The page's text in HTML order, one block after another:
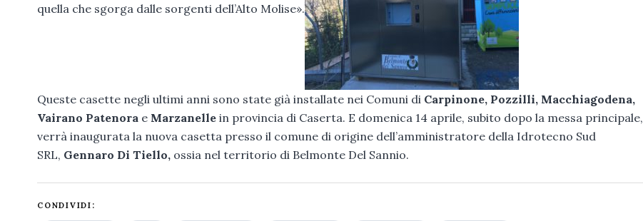
quella che sgorga dalle sorgenti dell’Alto Molise».
Queste casette negli ultimi anni sono state già installate nei Comuni di Carpinone, Pozzilli, Macchiagodena,
Vairano Patenora e Marzanelle in provincia di Caserta. E domenica 14 aprile, subito dopo la messa principale,
verrà inaugurata la nuova casetta presso il comune di origine dell’amministratore della Idrotecno Sud
SRL, Gennaro Di Tiello, ossia nel territorio di Belmonte Del Sannio.
CONDIVIDI: